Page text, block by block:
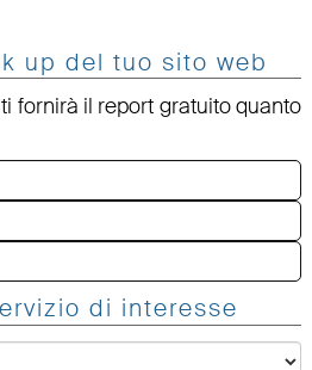
up del tuo sito web
fornirà il report gratuito quanto
di interesse